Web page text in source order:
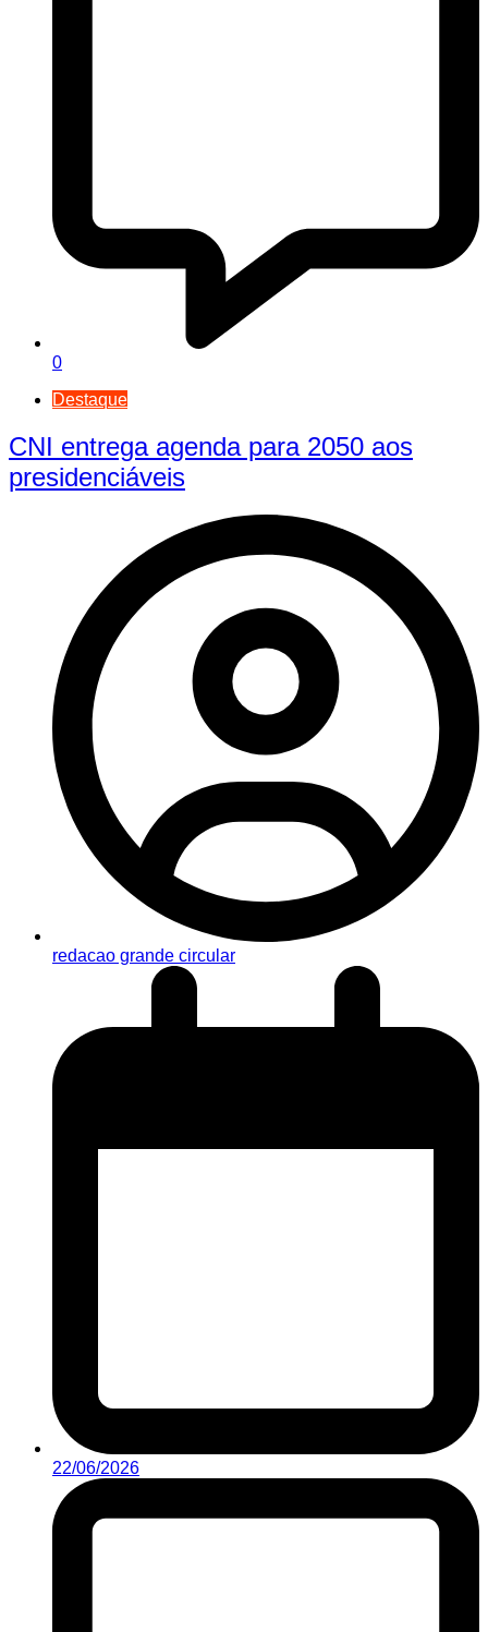
0
Destaque
CNI entrega agenda para 2050 aos
presidenciáveis
redacao grande circular
22/06/2026